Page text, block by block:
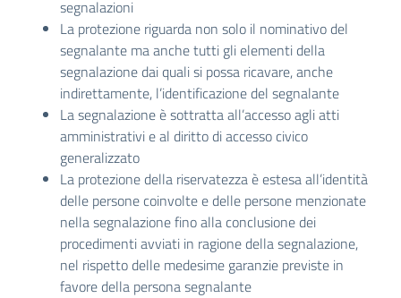
segnalazioni
La protezione riguarda non solo il nominativo del
segnalante ma anche tutti gli elementi della
segnalazione dai quali si possa ricavare, anche
indirettamente, l’identificazione del segnalante
La segnalazione è sottratta all’accesso agli atti
amministrativi e al diritto di accesso civico
generalizzato
La protezione della riservatezza è estesa all’identità
delle persone coinvolte e delle persone menzionate
nella segnalazione fino alla conclusione dei
procedimenti avviati in ragione della segnalazione,
nel rispetto delle medesime garanzie previste in
favore della persona segnalante